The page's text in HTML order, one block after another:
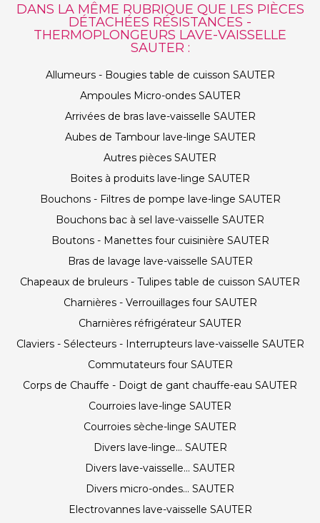
DANS LA MÊME RUBRIQUE QUE LES PIÈCES
DÉTACHÉES RÉSISTANCES -
THERMOPLONGEURS LAVE-VAISSELLE
SAUTER :
Allumeurs - Bougies table de cuisson SAUTER
Ampoules Micro-ondes SAUTER
Arrivées de bras lave-vaisselle SAUTER
Aubes de Tambour lave-linge SAUTER
Autres pièces SAUTER
Boites à produits lave-linge SAUTER
Bouchons - Filtres de pompe lave-linge SAUTER
Bouchons bac à sel lave-vaisselle SAUTER
Boutons - Manettes four cuisinière SAUTER
Bras de lavage lave-vaisselle SAUTER
Chapeaux de bruleurs - Tulipes table de cuisson SAUTER
Charnières - Verrouillages four SAUTER
Charnières réfrigérateur SAUTER
Claviers - Sélecteurs - Interrupteurs lave-vaisselle SAUTER
Commutateurs four SAUTER
Corps de Chauffe - Doigt de gant chauffe-eau SAUTER
Courroies lave-linge SAUTER
Courroies sèche-linge SAUTER
Divers lave-linge... SAUTER
Divers lave-vaisselle... SAUTER
Divers micro-ondes... SAUTER
Electrovannes lave-vaisselle SAUTER